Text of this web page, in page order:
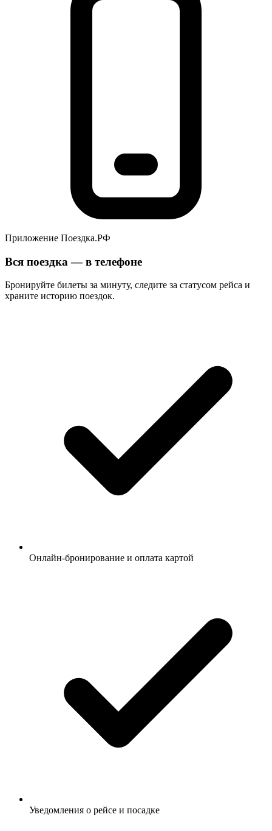
Приложение Поездка.РФ
Вся поездка — в телефоне
Бронируйте билеты за минуту, следите за статусом рейса и
храните историю поездок.
Онлайн-бронирование и оплата картой
Уведомления о рейсе и посадке